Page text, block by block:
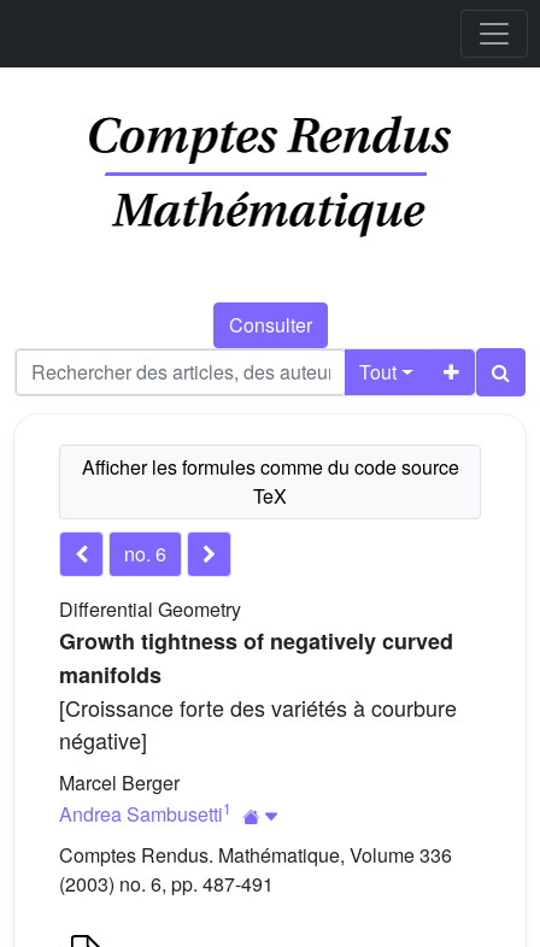
Consulter
Tout
no. 6
Differential Geometry
Growth tightness of negatively curved
manifolds
[Croissance forte des variétés à courbure
négative]
Marcel Berger
Andrea Sambusetti1
Comptes Rendus. Mathématique, Volume 336
(2003) no. 6, pp. 487-491